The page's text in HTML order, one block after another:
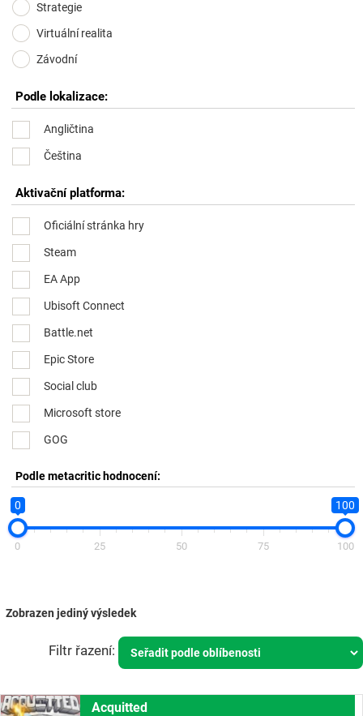
Strategie
Virtuální realita
Závodní
Podle lokalizace:
Angličtina
Čeština
Aktivační platforma:
Oficiální stránka hry
Steam
EA App
Ubisoft Connect
Battle.net
Epic Store
Social club
Microsoft store
GOG
Podle metacritic hodnocení:
0 100
0 25 50 75 100
Zobrazen jediný výsledek
Acquitted